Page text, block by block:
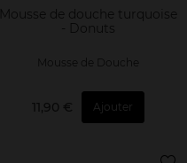
Mousse de douche turquoise
- Donuts
Mousse de Douche
11,90 € Ajouter